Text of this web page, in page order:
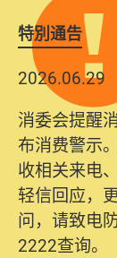
特別通告
2026.06.29
消委会提醒
布消费警示
收相关来电
轻信回应，
问，请致电
2222查询。